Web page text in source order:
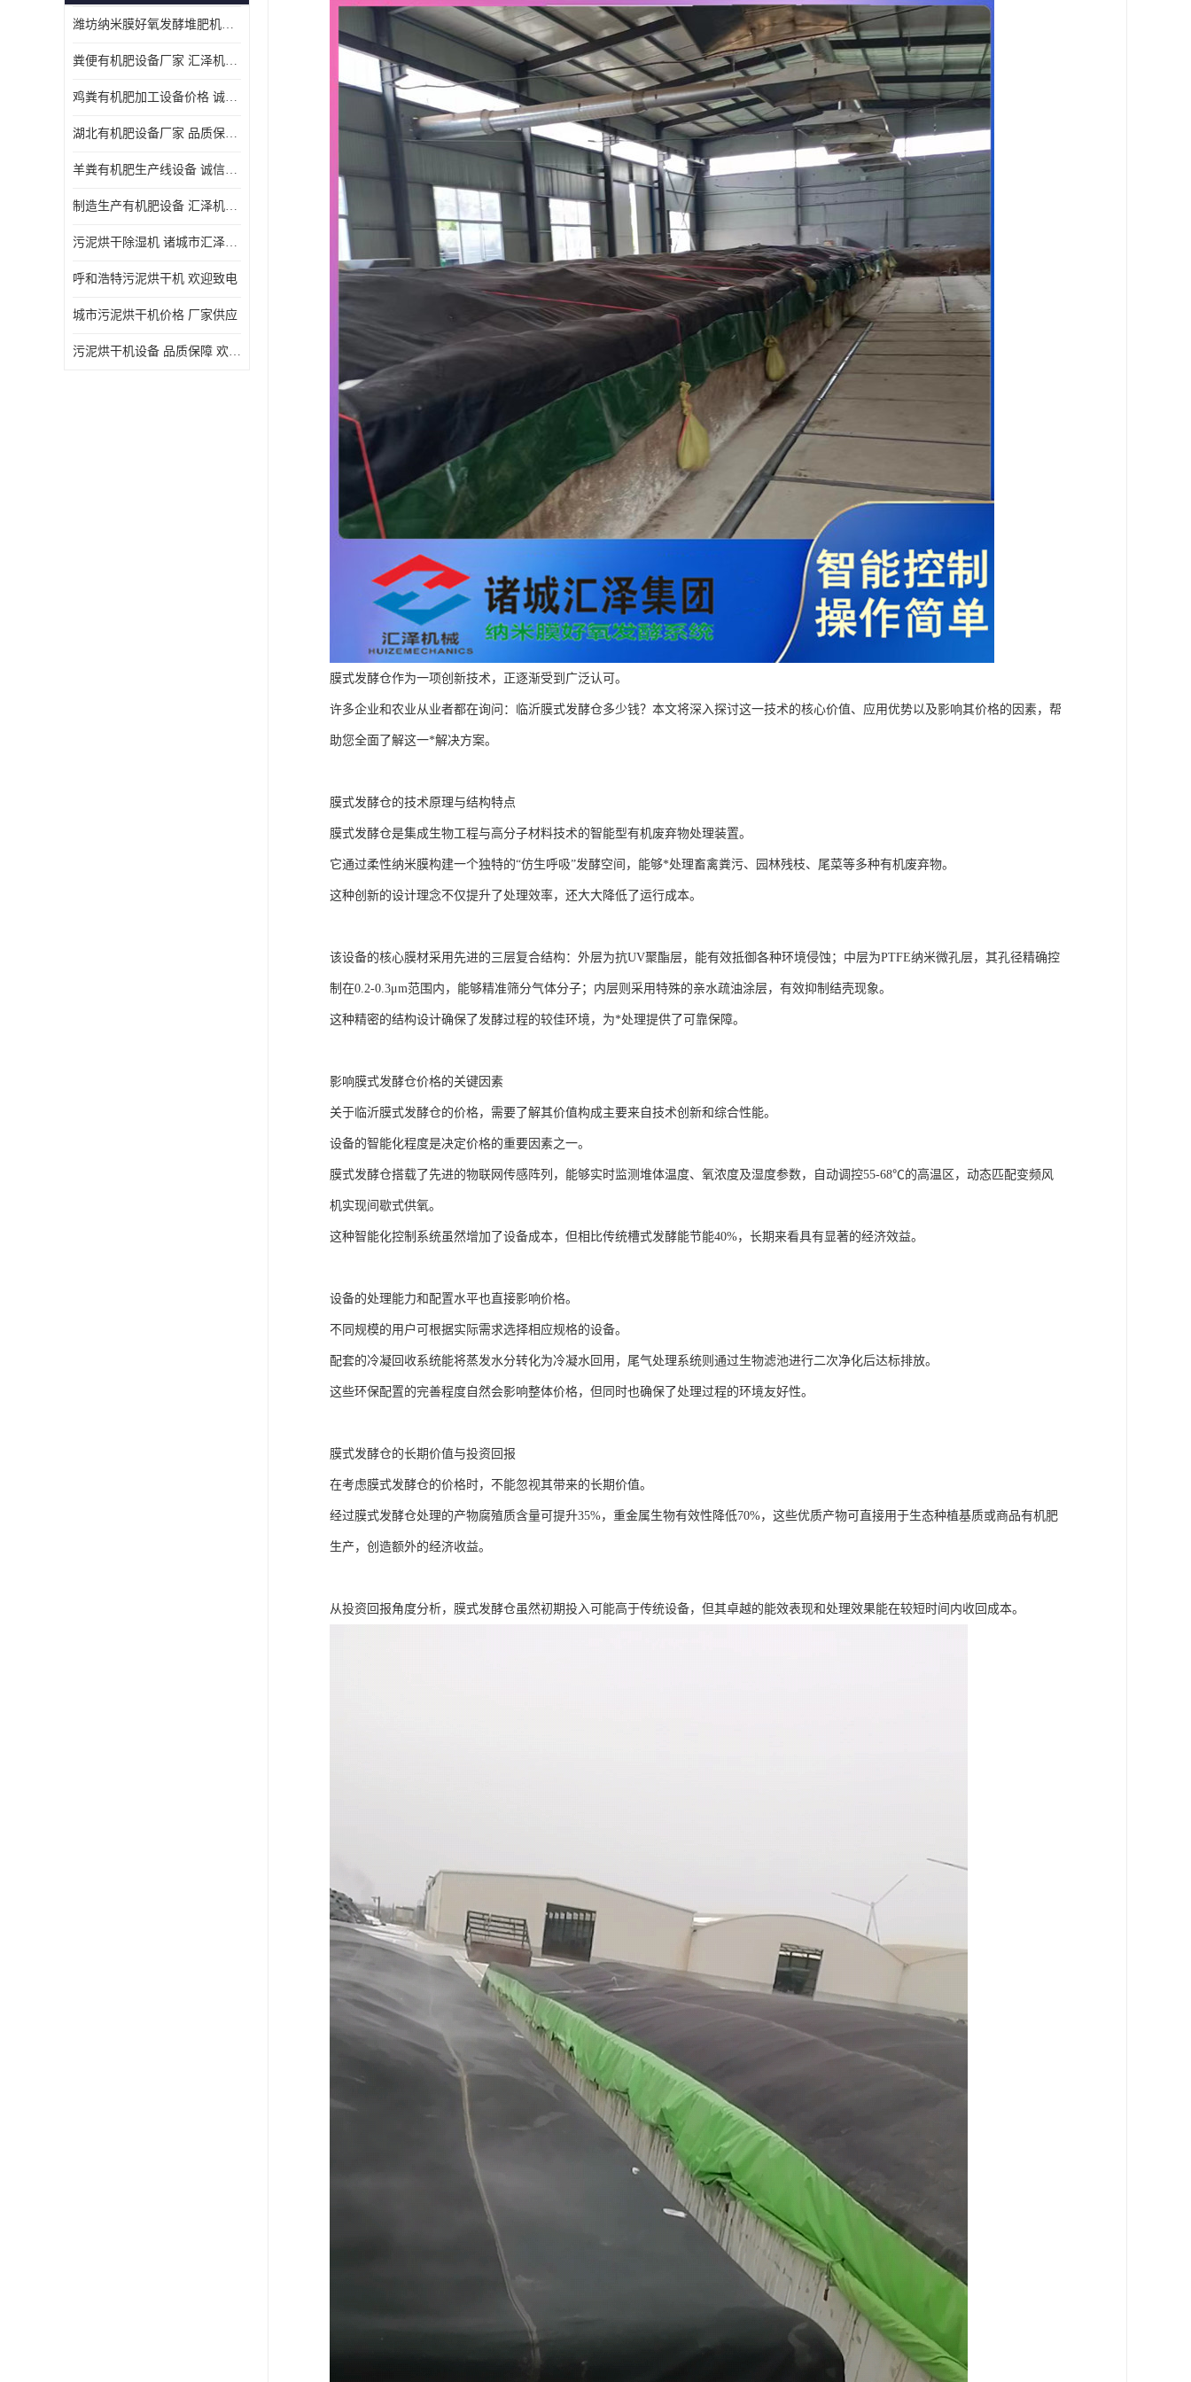
潍坊纳米膜好氧发酵堆肥机定制
粪便有机肥设备厂家 汇泽机械 免费报价
鸡粪有机肥加工设备价格 诚信卖家 致电了解
湖北有机肥设备厂家 品质保障 欢迎咨询
羊粪有机肥生产线设备 诚信卖家 致电了解
制造生产有机肥设备 汇泽机械 免费报价
污泥烘干除湿机 诸城市汇泽机械有限公司
呼和浩特污泥烘干机 欢迎致电
城市污泥烘干机价格 厂家供应
污泥烘干机设备 品质保障 欢迎咨询
膜式发酵仓作为一项创新技术，正逐渐受到广泛认可。
许多企业和农业从业者都在询问：临沂膜式发酵仓多少钱？本文将深入探讨这一技术的核心价值、应用优势以及影响其价格的因素，帮
助您全面了解这一*解决方案。
膜式发酵仓的技术原理与结构特点
膜式发酵仓是集成生物工程与高分子材料技术的智能型有机废弃物处理装置。
它通过柔性纳米膜构建一个独特的“仿生呼吸”发酵空间，能够*处理畜禽粪污、园林残枝、尾菜等多种有机废弃物。
这种创新的设计理念不仅提升了处理效率，还大大降低了运行成本。
该设备的核心膜材采用先进的三层复合结构：外层为抗UV聚酯层，能有效抵御各种环境侵蚀；中层为PTFE纳米微孔层，其孔径精确控
制在0.2-0.3μm范围内，能够精准筛分气体分子；内层则采用特殊的亲水疏油涂层，有效抑制结壳现象。
这种精密的结构设计确保了发酵过程的较佳环境，为*处理提供了可靠保障。
影响膜式发酵仓价格的关键因素
关于临沂膜式发酵仓的价格，需要了解其价值构成主要来自技术创新和综合性能。
设备的智能化程度是决定价格的重要因素之一。
膜式发酵仓搭载了先进的物联网传感阵列，能够实时监测堆体温度、氧浓度及湿度参数，自动调控55-68℃的高温区，动态匹配变频风
机实现间歇式供氧。
这种智能化控制系统虽然增加了设备成本，但相比传统槽式发酵能节能40%，长期来看具有显著的经济效益。
设备的处理能力和配置水平也直接影响价格。
不同规模的用户可根据实际需求选择相应规格的设备。
配套的冷凝回收系统能将蒸发水分转化为冷凝水回用，尾气处理系统则通过生物滤池进行二次净化后达标排放。
这些环保配置的完善程度自然会影响整体价格，但同时也确保了处理过程的环境友好性。
膜式发酵仓的长期价值与投资回报
在考虑膜式发酵仓的价格时，不能忽视其带来的长期价值。
经过膜式发酵仓处理的产物腐殖质含量可提升35%，重金属生物有效性降低70%，这些优质产物可直接用于生态种植基质或商品有机肥
生产，创造额外的经济收益。
从投资回报角度分析，膜式发酵仓虽然初期投入可能高于传统设备，但其卓越的能效表现和处理效果能在较短时间内收回成本。